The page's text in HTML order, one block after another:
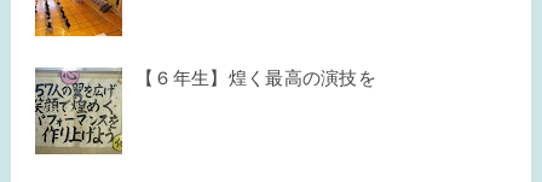
【６年生】煌く最高の演技を